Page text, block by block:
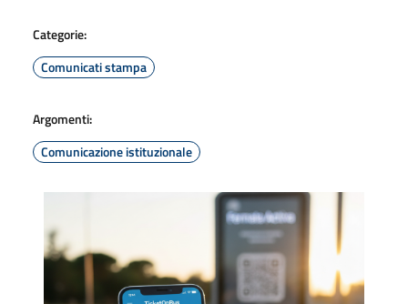
Categorie:
Comunicati stampa
Argomenti:
Comunicazione istituzionale